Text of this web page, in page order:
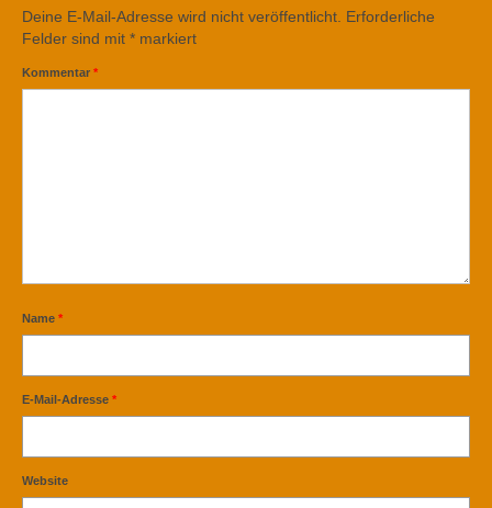
Deine E-Mail-Adresse wird nicht veröffentlicht. Erforderliche
Felder sind mit * markiert
Kommentar *
Name *
E-Mail-Adresse *
Website